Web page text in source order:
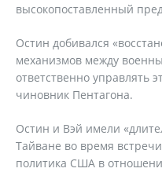
высокопоставленный
Остин добивался
механизмов между
ответственно управлять
чиновник Пентагона.
Остин и Вэй имели
Тайване во время
политика США в